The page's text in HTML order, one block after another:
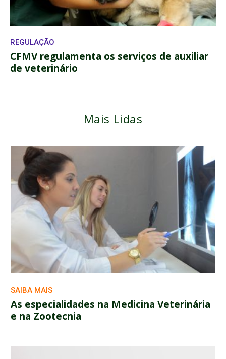
REGULAÇÃO
CFMV regulamenta os serviços de auxiliar
de veterinário
Mais Lidas
SAIBA MAIS
As especialidades na Medicina Veterinária
e na Zootecnia